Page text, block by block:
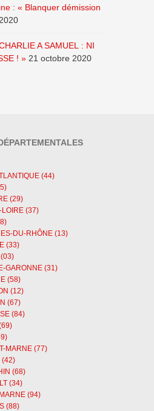
: « Blanquer démission
A SAMUEL : NI
! » 21 octobre 2020
(44)
(29)
(37)
DU-RHÔNE (13)
(33)
GARONNE (31)
(58)
(12)
(67)
(84)
MARNE (77)
(42)
(68)
(34)
(94)
(88)